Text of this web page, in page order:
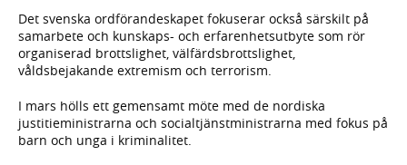
Det svenska ordförandeskapet fokuserar också särskilt på
samarbete och kunskaps- och erfarenhetsutbyte som rör
organiserad brottslighet, välfärdsbrottslighet,
våldsbejakande extremism och terrorism.
I mars hölls ett gemensamt möte med de nordiska
justitieministrarna och socialtjänstministrarna med fokus på
barn och unga i kriminalitet.